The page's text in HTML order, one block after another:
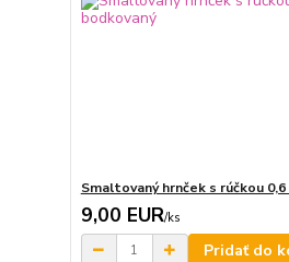
Smaltovaný hrnček s rúčkou
9,00 EUR/ks
Pridať do